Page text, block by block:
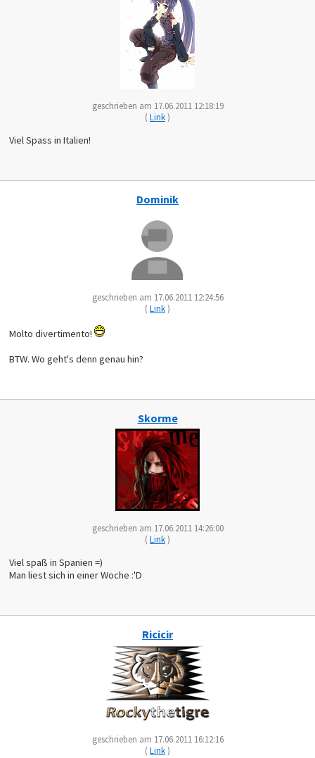
geschrieben am 17.06.2011 12:18:19
(Link)
Viel Spass in Italien!
Dominik
geschrieben am 17.06.2011 12:24:56
(Link)
Molto divertimento!
BTW. Wo geht's denn genau hin?
Skorme
geschrieben am 17.06.2011 14:26:00
(Link)
Viel spaß in Spanien =)
Man liest sich in einer Woche :'D
Ricicir
geschrieben am 17.06.2011 16:12:16
(Link)